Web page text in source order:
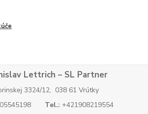
Lettrich – SL Partner
3324/12, 038 61 Vrútky
Tel.: +421908219554